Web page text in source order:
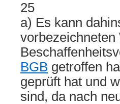
25
a) Es kann
BGB getroffen
geprüft hat und
sind, da nach